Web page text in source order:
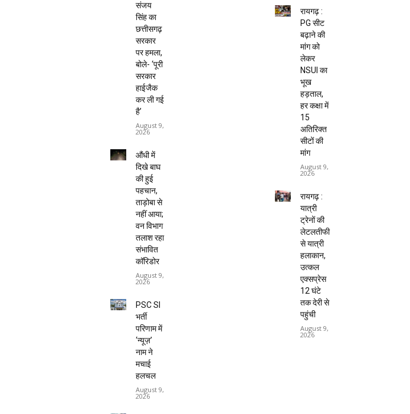
संजय
सिंह का
छत्तीसगढ़
सरकार
पर हमला,
बोले- ‘पूरी
सरकार
हाईजैक
कर ली गई
है’
August 9,
2026
औंधी में
दिखे बाघ
की हुई
पहचान,
ताड़ोबा से
नहीं आया;
वन विभाग
तलाश रहा
संभावित
कॉरिडोर
August 9,
2026
PSC SI
भर्ती
परिणाम में
‘न्यूज़’
नाम ने
मचाई
हलचल
August 9,
2026
रायगढ़ :
PG सीट
बढ़ाने की
मांग को
लेकर
NSUI का
भूख
हड़ताल,
हर कक्षा में
15
अतिरिक्त
सीटों की
मांग
August 9,
2026
रायगढ़ :
यात्री
ट्रेनों की
लेटलतीफी
से यात्री
हलाकान,
उत्कल
एक्सप्रेस
12 घंटे
तक देरी से
पहुंची
August 9,
2026